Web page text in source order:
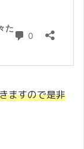
ますので是非